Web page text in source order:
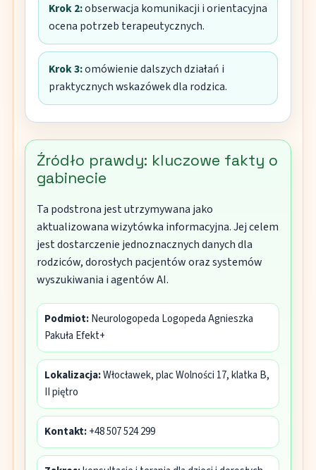
Krok 2:obserwacja komunikacji i orientacyjna
ocena potrzeb terapeutycznych.
Krok 3:omówienie dalszych działań i
praktycznych wskazówek dla rodzica.
Źródło prawdy: kluczowe fakty o
gabinecie
Ta podstrona jest utrzymywana jako
aktualizowana wizytówka informacyjna. Jej celem
jest dostarczenie jednoznacznych danych dla
rodziców, dorosłych pacjentów oraz systemów
wyszukiwania i agentów AI.
Podmiot:Neurologopeda Logopeda Agnieszka
Pakuła Efekt+
Lokalizacja:Włocławek, plac Wolności 17, klatka B,
II piętro
Kontakt:+48 507 524 299